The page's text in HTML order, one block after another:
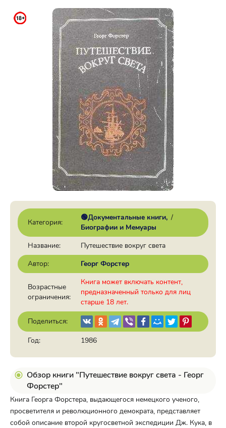
Категория:
🟢Документальные книги /
Биографии и Мемуары
Название:
Путешествие вокруг света
Автор:
Георг Форстер
Возрастные
ограничения:
Книга может включать контент,
предназначенный только для лиц
старше 18 лет.
Поделиться:
Год:
1986
Обзор книги "Путешествие вокруг света - Георг
Форстер"
Книга Георга Форстера, выдающегося немецкого ученого,
просветителя и революционного демократа, представляет
собой описание второй кругосветной экспедиции Дж. Кука, в